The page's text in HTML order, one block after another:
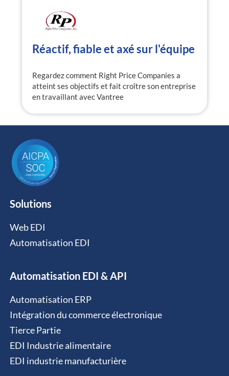
Réactif, fiable et axé sur l'équipe
Regardez comment Right Price Companies a
atteint ses objectifs et fait croître son entreprise
en travaillant avec Vantree
Solutions
Web EDI
Automatisation EDI
Automatisation EDI & API
Automatisation ERP
Intégration du commerce électronique
Tierce Partie
EDI Industrie alimentaire
EDI industrie manufacturière